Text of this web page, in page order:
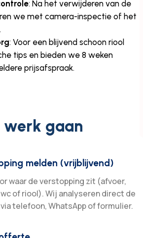
: Na het verwijderen van de
we met camera-inspectie of het
: Voor een blijvend schoon riool
tips en bieden we 8 weken
prijsafspraak.
werk gaan
melden (vrijblijvend)
waar de verstopping zit (afvoer,
of riool). Wij analyseren direct de
telefoon, WhatsApp of formulier.